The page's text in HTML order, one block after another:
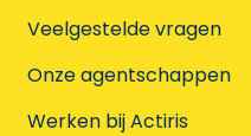
Veelgestelde vragen
Onze agentschappen
Werken bij Actiris